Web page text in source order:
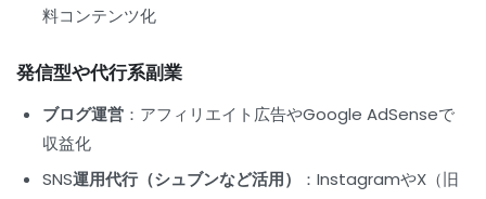
料コンテンツ化
発信型や代行系副業
ブログ運営 ：アフィリエイト広告やGoogle AdSenseで
収益化
SNS運用代行（シュブンなど活用）
：InstagramやX（旧